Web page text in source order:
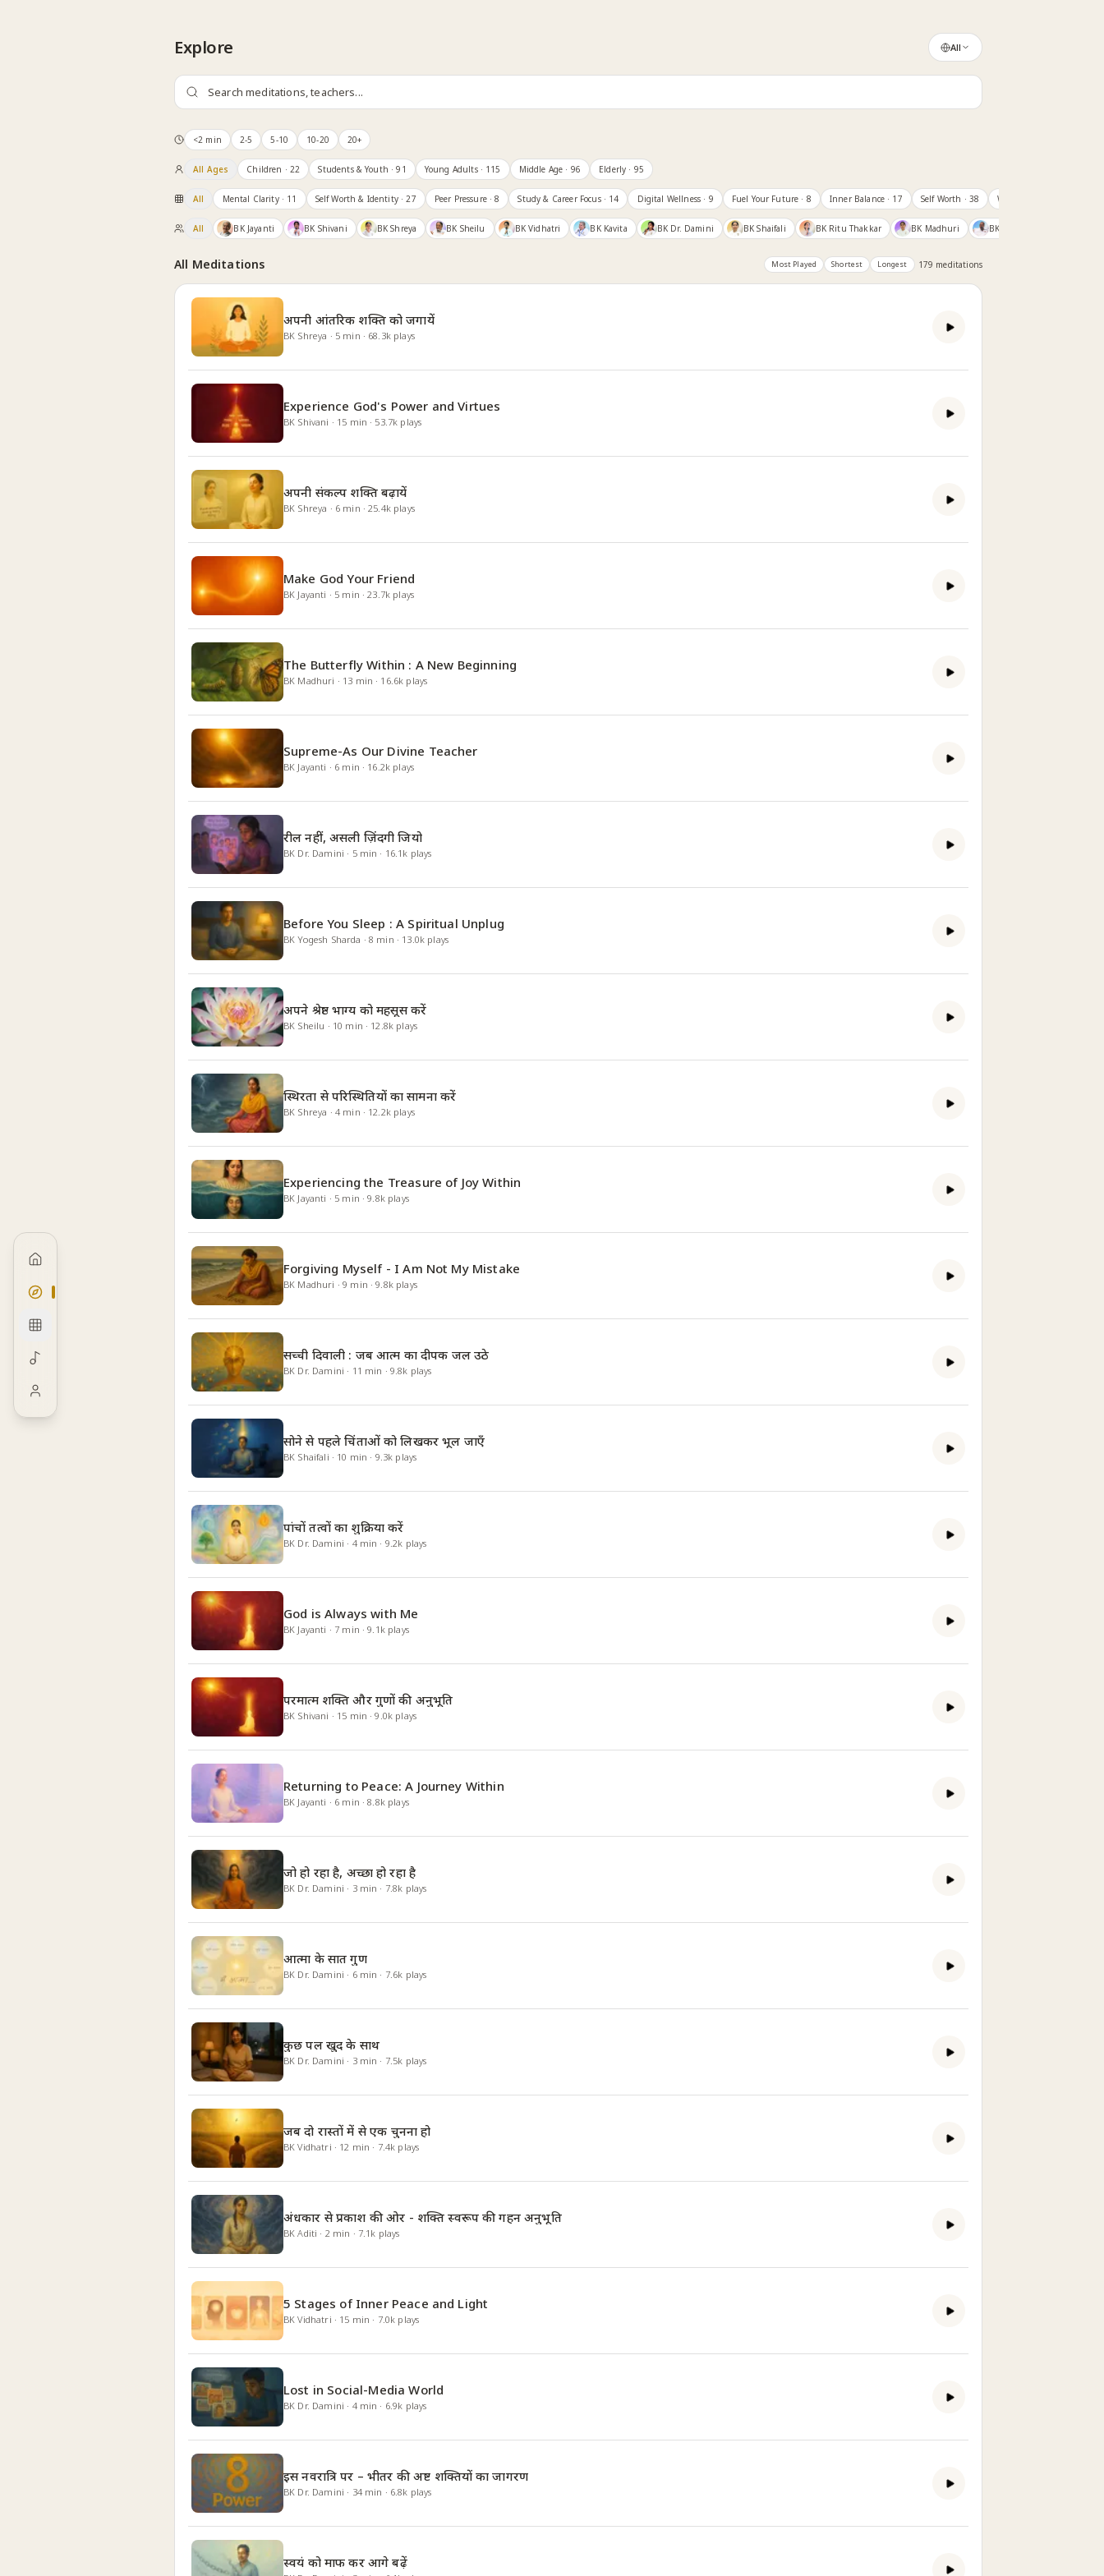
Explore All
<2 min 2-5 5-10 10-20 20+
All Ages Children · 22 Students & Youth · 91 Young Adults· 115 Middle Age · 96 Elderly · 95
All Mental Clarity· 11 Self Worth & Identity· 27 Peer Pressure· 8 Study & Career Focus· 14 Digital Wellness · 9 Fuel Your Future · 8 Inner Balance· 17 Self Worth · 38 Work & Pressure
All BK Jayanti BK Shivani BK Shreya BK Sheilu BK Vidhatri BK Kavita BK Dr. Damini BK Shaifali BK Ritu Thakkar BK Madhuri BK EV Girish
All Meditations Most Played Shortest Longest 179 meditations
अपनी आंतरिक शक्ति को जगायें
BK Shreya · 5 min · 68.3kplays
Experience God's Power and Virtues
BK Shivani · 15 min · 53.7k plays
अपनी संकल्प शक्ति बढ़ायें
BK Shreya · 6 min ·25.4kplays
Make God Your Friend
BK Jayanti · 5 min ·23.7k plays
The Butterfly Within : A New Beginning
BK Madhuri · 13 min · 16.6k plays
Supreme-As Our Divine Teacher
BK Jayanti · 6 min · 16.2k plays
रील नहीं, असली ज़िंदगी जियो
BK Dr. Damini · 5min · 16.1k plays
Before You Sleep : A Spiritual Unplug
BK Yogesh Sharda ·8 min · 13.0k plays
अपने श्रेष्ठ भाग्य को महसूस करें
BK Sheilu · 10 min · 12.8k plays
स्थिरता से परिस्थितियों का सामना करें
BK Shreya · 4 min · 12.2kplays
Experiencing the Treasure of Joy Within
BK Jayanti · 5 min ·9.8kplays
Forgiving Myself - I Am Not My Mistake
BK Madhuri ·9 min ·9.8kplays
सच्ची दिवाली : जब आत्म का दीपक जल उठे
BK Dr. Damini · 11 min · 9.8k plays
सोने से पहले चिंताओं को लिखकर भूल जाएँ
BK Shaifali · 10 min · 9.3k plays
पांचों तत्वों का शुक्रिया करें
BK Dr. Damini · 4min · 9.2k plays
God is Always with Me
BK Jayanti · 7 min ·9.1kplays
परमात्म शक्ति और गुणों की अनुभूति
BK Shivani · 15 min ·9.0k plays
Returning to Peace: A Journey Within
BK Jayanti · 6 min ·8.8kplays
जो हो रहा है, अच्छा हो रहा है
BK Dr. Damini · 3min · 7.8k plays
आत्मा के सात गुण
BK Dr. Damini · 6min · 7.6k plays
कुछ पल खुद के साथ
BK Dr. Damini · 3min · 7.5k plays
जब दो रास्तों में से एक चुनना हो
BK Vidhatri · 12 min · 7.4k plays
अंधकार से प्रकाश की ओर - शक्ति स्वरूप की गहन अनुभूति
BK Aditi · 2 min · 7.1k plays
5 Stages of Inner Peace and Light
BK Vidhatri · 15 min · 7.0k plays
Lost in Social-Media World
BK Dr. Damini · 4min · 6.9k plays
इस नवरात्रि पर – भीतर की अष्ट शक्तियों का जागरण
BK Dr. Damini · 34min · 6.8k plays
स्वयं को माफ कर आगे बढ़ें